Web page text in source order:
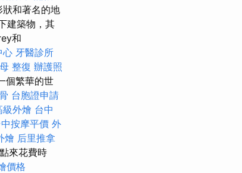
和著名的地
建築物，其
和
心 牙醫診所
整復 辦護照
個繁華的世
台胞證申請
級外燴 台中
按摩平價 外
燴 后里推拿
來花費時
價格